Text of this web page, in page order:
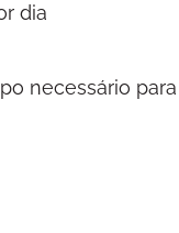
dia
necessário